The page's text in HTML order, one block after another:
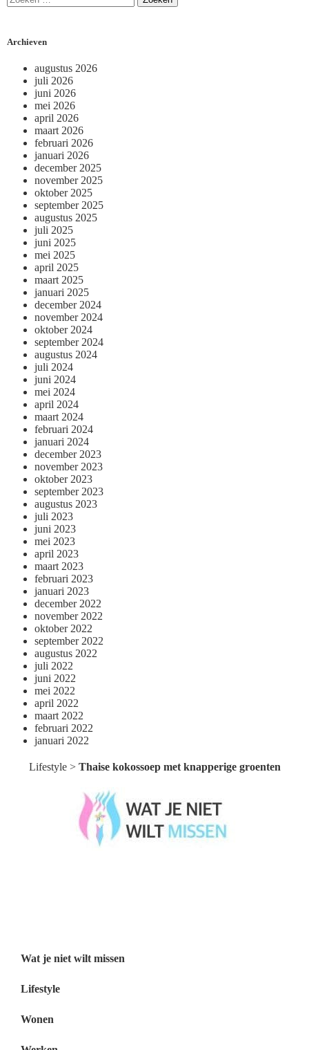
Archieven
augustus 2026
juli 2026
juni 2026
mei 2026
april 2026
maart 2026
februari 2026
januari 2026
december 2025
november 2025
oktober 2025
september 2025
augustus 2025
juli 2025
juni 2025
mei 2025
april 2025
maart 2025
januari 2025
december 2024
november 2024
oktober 2024
september 2024
augustus 2024
juli 2024
juni 2024
mei 2024
april 2024
maart 2024
februari 2024
januari 2024
december 2023
november 2023
oktober 2023
september 2023
augustus 2023
juli 2023
juni 2023
mei 2023
april 2023
maart 2023
februari 2023
januari 2023
december 2022
november 2022
oktober 2022
september 2022
augustus 2022
juli 2022
juni 2022
mei 2022
april 2022
maart 2022
februari 2022
januari 2022
Lifestyle> Thaise kokossoep met knapperige groenten
Wat je niet wilt missen
Lifestyle
Wonen